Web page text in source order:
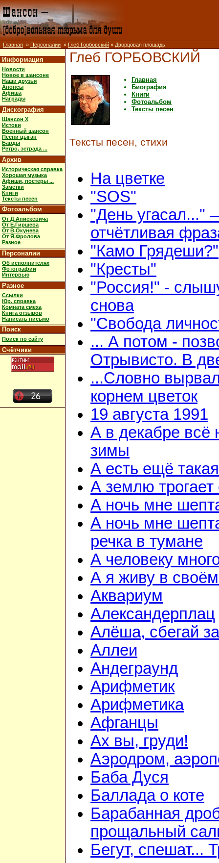
Главная » Персоналии » Глеб Горбовский » Дворцовая площадь
Информация
Новости
Новое в шансоне
Наши друзья
Анонсы
Афиша
Награды
Дискография
Шансон X
Истоки
Военный шансон
Песни цыган
Барды
Ретро, эстрада ...
Архив
Историческая справка
Хорошая музыка
Афиши, постеры ...
Заметки
Книги
Тексты песен
Фотоальбом
От Д.Анискевича
От Е.Гиршева
От В.Окунева
От Я.Фролова
Разное
Персоналии
Об исполнителях
Фотографии
Интервью
Разное
Ссылки
Юр. справка
Комната смеха
Книга отзывов
Написать письмо
Поиск
Поиск по сайту
Счётчики
Глеб ГОРБОВСКИЙ
Главная
Биография
Книги
Фотоальбом
Тексты песен
Тексты песен, стихи
На цветке
"SOS"
"День угасал..."
отчётливая
"Камо Грядеши?"
"Кресты"
"Россия!" -
снова
"Свобода
... А потом -
Отрывисто. В
...Словно
корнем цветок
19 августа 1991
А в декабре всё
зимы
А есть ещё
А землю трогает
А ночь мне
А ночь мне
речка в тумане
А человеку
А я живу в своём
Аквариум
Александерплац
Алёша, сбегай
Аллеи
Андеграунд
Арифметик
Арифметика
Афганцы
Ах вы, груди!
Аэродром,
Баба Дуся
Баллада о коте
Барабанная
прощальный
Бегут, спешат...